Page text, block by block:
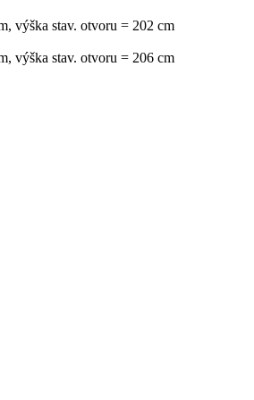
výška stav. otvoru = 202 cm
výška stav. otvoru = 206 cm